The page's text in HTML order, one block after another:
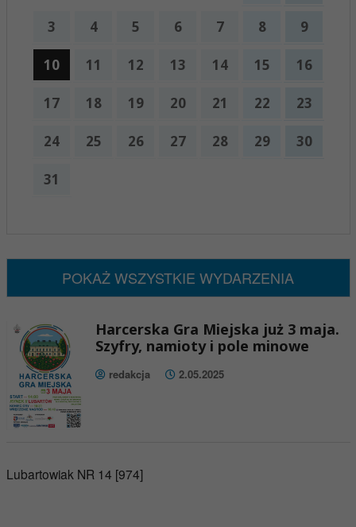
3 4 5 6 7 8 9
10 11 12 13 14 15 16
17 18 19 20 21 22 23
24 25 26 27 28 29 30
31
POKAŻ WSZYSTKIE WYDARZENIA
Harcerska Gra Miejska już 3 maja.
Szyfry, namioty i pole minowe
redakcja 2.05.2025
Lubartowiak NR 14 [974]